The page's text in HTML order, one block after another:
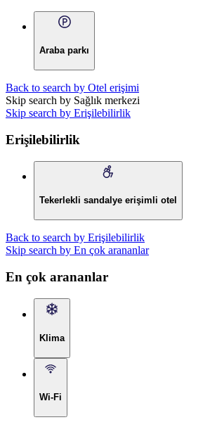
Araba parkı
Back to search by Otel erişimi
Skip search by Sağlık merkezi
Skip search by Erişilebilirlik
Erişilebilirlik
Tekerlekli sandalye erişimli otel
Back to search by Erişilebilirlik
Skip search by En çok arananlar
En çok arananlar
Klima
Wi-Fi